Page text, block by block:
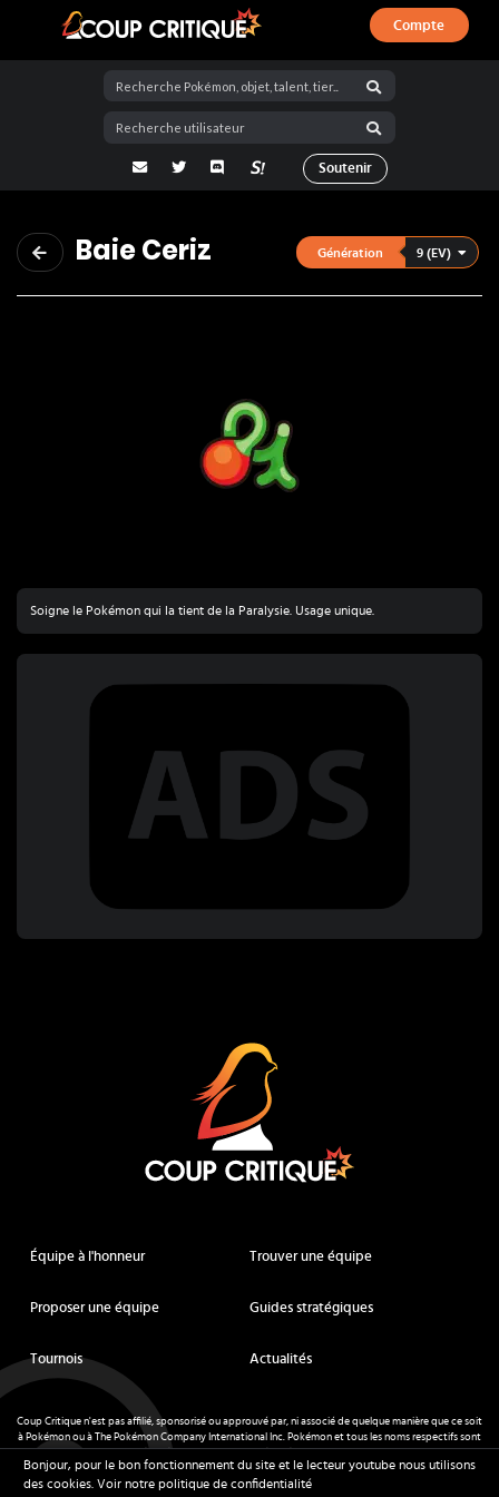
Coup Critique
Compte
adresse email
Twitter Discord La Salty Room sur Pokémon
Soutenir
Baie Ceriz Génération 9 (EV)
Soigne le Pokémon qui la tient de la Paralysie. Usage unique.
Équipe à l'honneur Trouver une équipe
Proposer une équipe Guides stratégiques
Tournois Actualités
Coup Critique n'est pas affilié, sponsorisé ou approuvé par, ni associé de quelque manière que ce soit
à Pokémon ou à The Pokémon Company International Inc. Pokémon et tous les noms respectifs sont
des marques déposées et des marques déposées. © de Nintendo 1996-2026.
Mentions légales - CGU- Tous droits réservés - Coup Critique
Bonjour, pour le bon fonctionnement du site et le lecteur youtube nous utilisons
des cookies. Voir notre politique de confidentialité